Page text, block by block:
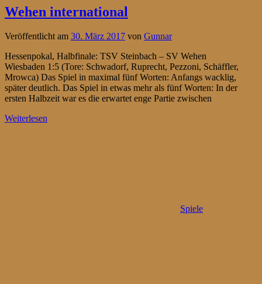
Wehen international
Veröffentlicht am 30. März 2017 von Gunnar
Hessenpokal, Halbfinale: TSV Steinbach – SV Wehen
Wiesbaden 1:5 (Tore: Schwadorf, Ruprecht, Pezzoni, Schäffler,
Mrowca) Das Spiel in maximal fünf Worten: Anfangs wacklig,
später deutlich. Das Spiel in etwas mehr als fünf Worten: In der
ersten Halbzeit war es die erwartet enge Partie zwischen
Weiterlesen
Spiele